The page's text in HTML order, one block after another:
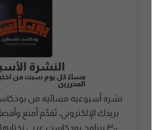
النشرة
مساءً كل يوم سبت من
المحررين
نشرة أسبوعية مسائية من
بريدك الإلكتروني، تُقدِّم أمتع
٣٠٠ برنامج بودكاست عربي